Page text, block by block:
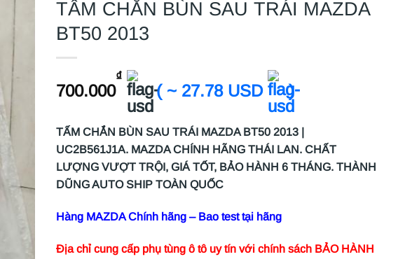
TẤM CHẮN BÙN SAU TRÁI MAZDA
BT50 2013
700.000
₫
( ~ 27.78 USD )
TẤM CHẮN BÙN SAU TRÁI MAZDA BT50 2013 |
UC2B561J1A. MAZDA CHÍNH HÃNG THÁI LAN. CHẤT
LƯỢNG VƯỢT TRỘI, GIÁ TỐT, BẢO HÀNH 6 THÁNG. THÀNH
DŨNG AUTO SHIP TOÀN QUỐC
Hàng MAZDA Chính hãng – Bao test tại hãng
Địa chỉ cung cấp phụ tùng ô tô uy tín với chính sách BẢO HÀNH